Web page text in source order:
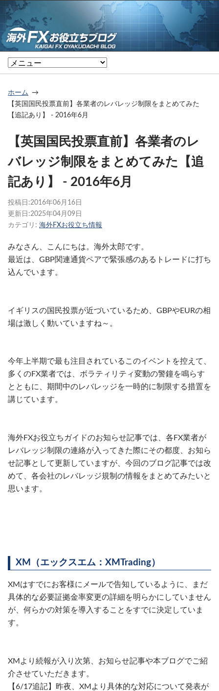
ホーム
【英国国民投票直前】各業者のレバレッジ制限をまとめてみた
【追記あり】 - 2016年6月
【英国国民投票直前】各業者のレ
バレッジ制限をまとめてみた【追
記あり】 - 2016年6月
投稿日:2016年06月16日
更新日:2025年04月09日
カテゴリ: 海外FXお役立ち情報
みなさん、こんにちは。海外太郎です。
最近は、GBP関連通貨ペアで緊張感のあるトレードに打ち
込んでいます。
イギリスの国民投票が近づいているため、GBPやEURの相
場は激しく動いていますね～。
今年上半期で最も注目されているこのイベントを控えて、
多くのFX業者では、ボラティリティ変動の警鐘を鳴らす
とともに、期間中のレバレッジを一時的に制限する措置を
講じています。
海外FXお役立ちガイドのお知らせ記事では、各FX業者が
レバレッジ制限の連絡が入ってきた際にその都度、お知ら
せ記事として更新していますが、今回のブログ記事では改
めて、各会社のレバレッジ規制の情報をまとめてみたいと
思います。
XM（エックスエム：XMTrading）
XMはすでにお客様にメールで告知しているように、まだ
具体的な必要証拠金率変更の詳細を明らかにしていません
が、何らかの対策を導入することをすでに決定していま
す。
XMより続報が入り次第、お知らせ記事や本ブログでご紹
介させていただきます。
【6/17追記】昨夜、XMより具体的な対応について発表が